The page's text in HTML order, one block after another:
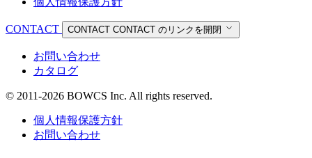
CONTACT CONTACT CONTACT のリンクを開閉
お問い合わせ
カタログ
© 2011-2026 BOWCS Inc. All rights reserved.
個人情報保護方針
お問い合わせ